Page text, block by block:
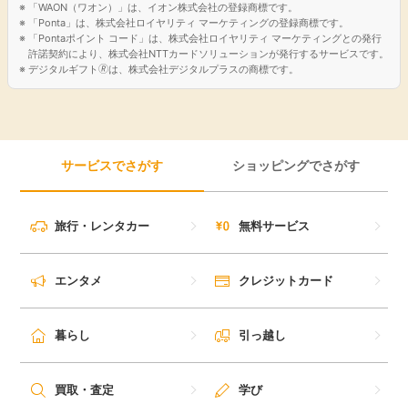
「WAON（ワオン）」は、イオン株式会社の登録商標です。
「Ponta」は、株式会社ロイヤリティ マーケティングの登録商標です。
「Pontaポイント コード」は、株式会社ロイヤリティ マーケティングとの発行
許諾契約により、株式会社NTTカードソリューションが発行するサービスです。
デジタルギフト🄬は、株式会社デジタルプラスの商標です。
サービスでさがす ショッピングでさがす
旅行・レンタカー 無料サービス
エンタメ クレジットカード
暮らし 引っ越し
買取・査定 学び